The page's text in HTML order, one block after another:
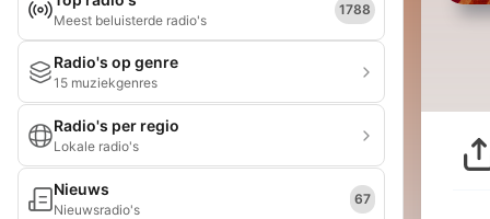
Meest beluisterde radio's
1788
Radio's op genre
15 muziekgenres
Radio's per regio
Lokale radio's
Nieuws
Nieuwsradio's
67